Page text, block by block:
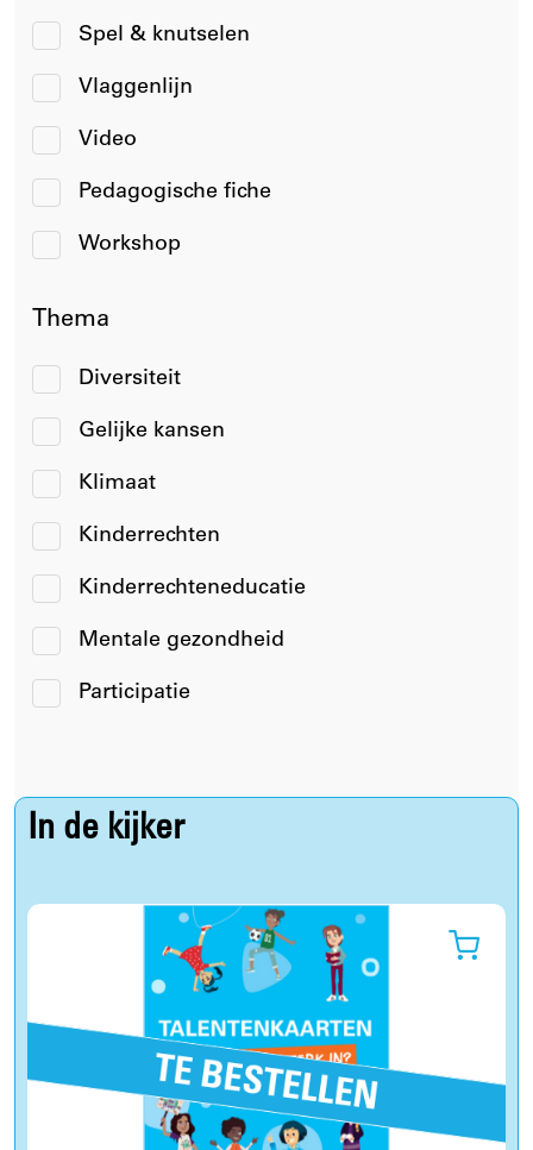
Spel & knutselen
Vlaggenlijn
Video
Pedagogische fiche
Workshop
Thema
Diversiteit
Gelijke kansen
Klimaat
Kinderrechten
Kinderrechteneducatie
Mentale gezondheid
Participatie
In de kijker